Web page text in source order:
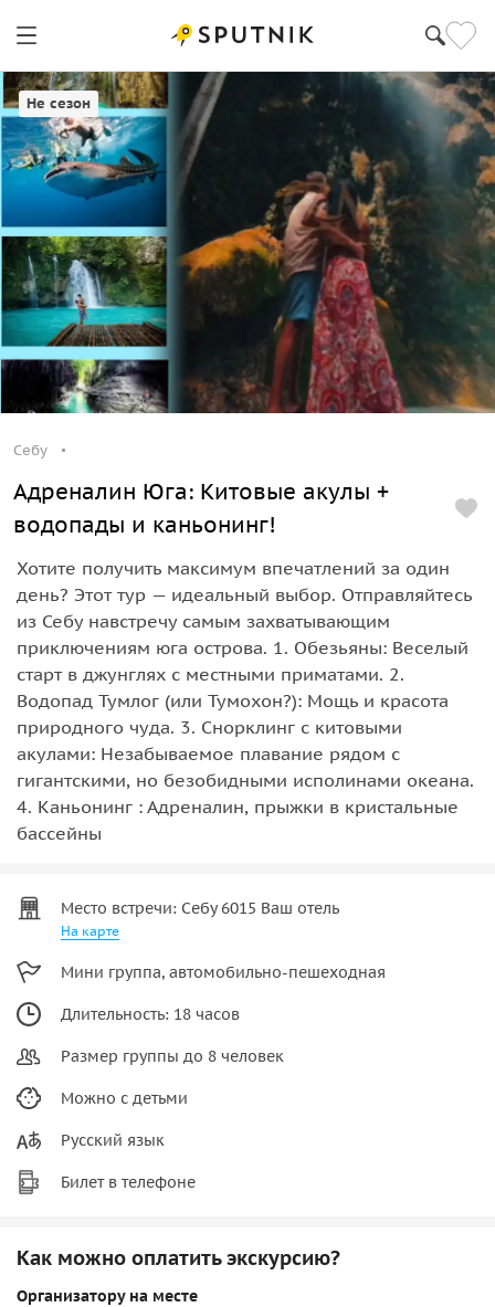
Не сезон
Себу
Адреналин Юга: Китовые акулы +
водопады и каньонинг!
Хотите получить максимум впечатлений за один
день? Этот тур — идеальный выбор. Отправляйтесь
из Себу навстречу самым захватывающим
приключениям юга острова. 1. Обезьяны: Веселый
старт в джунглях с местными приматами. 2.
Водопад Тумлог (или Тумохон?): Мощь и красота
природного чуда. 3. Снорклинг с китовыми
акулами: Незабываемое плавание рядом с
гигантскими, но безобидными исполинами океана.
4. Каньонинг : Адреналин, прыжки в кристальные
бассейны
Место встречи: Себу 6015 Ваш отель
На карте
Мини группа, автомобильно-пешеходная
Длительность: 18 часов
Размер группы до 8 человек
Можно с детьми
Русский язык
Билет в телефоне
Как можно оплатить экскурсию?
Организатору на месте